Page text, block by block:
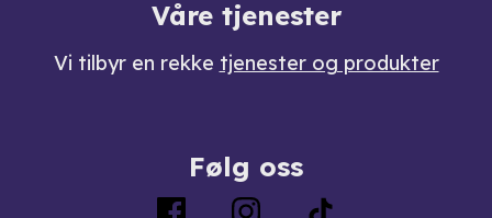
Våre tjenester
Vi tilbyr en rekke tjenester og produkter
Følg oss